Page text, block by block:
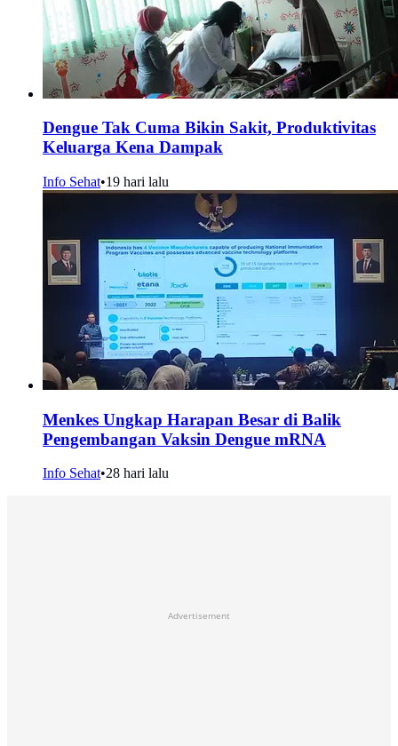
Dengue Tak Cuma Bikin Sakit, Produktivitas
Keluarga Kena Dampak
Info Sehat•19 hari lalu
Menkes Ungkap Harapan Besar di Balik
Pengembangan Vaksin Dengue mRNA
Info Sehat•28 hari lalu
Advertisement